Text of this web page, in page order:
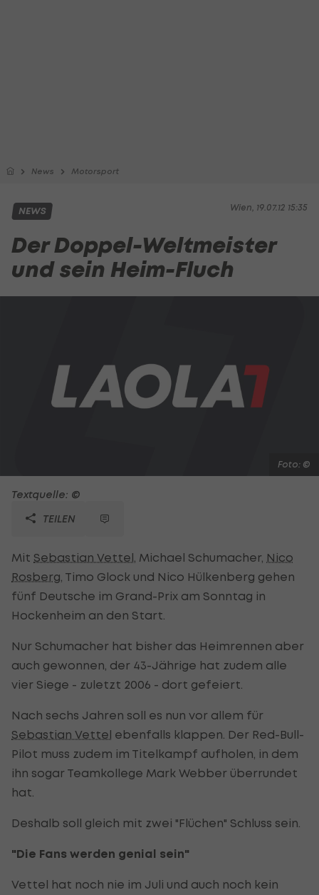
News Motorsport
Wien, 19.07.12 15:35
NEWS
Der Doppel-Weltmeister
und sein Heim-Fluch
Foto: ©
Textquelle: ©
TEILEN
Mit Sebastian Vettel , Michael Schumacher, Nico
Rosberg , Timo Glock und Nico Hülkenberg gehen
fünf Deutsche im Grand-Prix am Sonntag in
Hockenheim an den Start.
Nur Schumacher hat bisher das Heimrennen aber
auch gewonnen, der 43-Jährige hat zudem alle
vier Siege - zuletzt 2006 - dort gefeiert.
Nach sechs Jahren soll es nun vor allem für
Sebastian Vettel ebenfalls klappen. Der Red-Bull-
Pilot muss zudem im Titelkampf aufholen, in dem
ihn sogar Teamkollege Mark Webber überrundet
hat.
Deshalb soll gleich mit zwei "Flüchen" Schluss sein.
"Die Fans werden genial sein"
Vettel hat noch nie im Juli und auch noch kein